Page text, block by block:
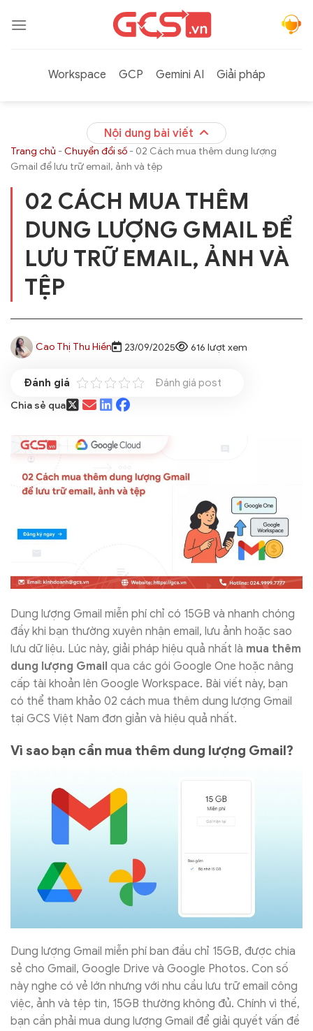
qua
Workspace
GCP Gemini AI Giải pháp
Nội dung bài viết
Trang chủ -Chuyển đổi số - 02 Cách mua thêm dung lượng
Gmail để lưu trữ email, ảnh và tệp
02 CÁCH MUA THÊM
DUNG LƯỢNG GMAIL ĐỂ
LƯU TRỮ EMAIL, ẢNH VÀ
TỆP
Cao Thị Thu Hiền 23/09/2025 616 lượt xem
Đánh giá post
Chia sẻ qua
Dung lượng Gmail miễn phí chỉ có 15GB và nhanh chóng
đầy khi bạn thường xuyên nhận email, lưu ảnh hoặc sao
lưu dữ liệu. Lúc này, giải pháp hiệu quả nhất là mua thêm
dung lượng Gmail qua các gói Google One hoặc nâng
cấp tài khoản lên Google Workspace. Bài viết này, bạn
có thể tham khảo 02 cách mua thêm dung lượng Gmail
tại GCS Việt Nam đơn giản và hiệu quả nhất.
Vì sao bạn cần mua thêm dung lượng Gmail?
Dung lượng Gmail miễn phí ban đầu chỉ 15GB, được chia
sẻ cho Gmail, Google Drive và Google Photos. Con số
này nghe có vẻ lớn nhưng với nhu cầu lưu trữ email công
việc, ảnh và tệp tin, 15GB thường không đủ. Chính vì thế,
bạn cần phải mua dung lượng Gmail để giải quyết vấn đề